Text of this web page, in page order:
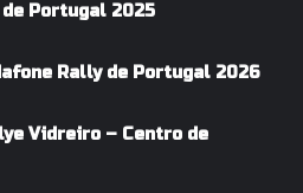
Portugal 2025
Rally de Portugal 2026
Vidreiro – Centro de